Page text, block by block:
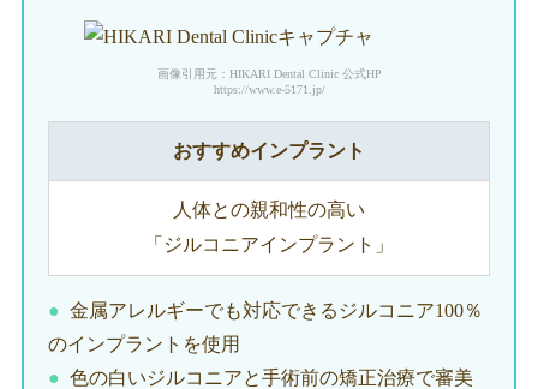
画像引用元：HIKARI Dental Clinic 公式HP
https://www.e-5171.jp/
おすすめインプラント
人体との親和性の高い
「ジルコニアインプラント」
金属アレルギーでも対応できるジルコニア100％
のインプラントを使用
色の白いジルコニアと手術前の矯正治療で審美